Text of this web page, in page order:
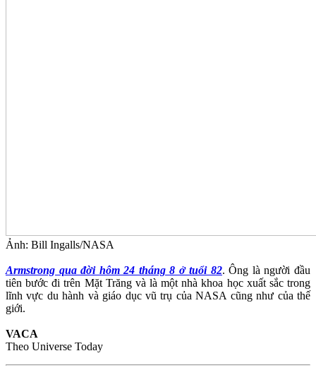
Ảnh: Bill Ingalls/NASA
Armstrong qua đời hôm 24 tháng 8 ở tuổi 82. Ông là người đầu
tiên bước đi trên Mặt Trăng và là một nhà khoa học xuất sắc trong
lĩnh vực du hành và giáo dục vũ trụ của NASA cũng như của thế
giới.
VACA
Theo Universe Today